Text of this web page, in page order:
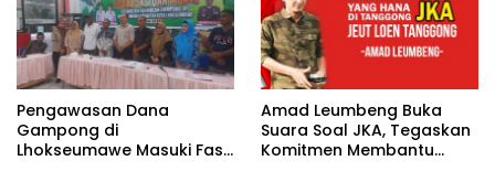
Pengawasan Dana
Gampong di
Lhokseumawe Masuki Fase
Amad Leumbeng Buka
Suara Soal JKA, Tegaskan
Komitmen Membantu